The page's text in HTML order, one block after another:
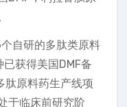
自研的多肽类原料
获得美国DMF备
肽原料药生产线项
于临床前研究阶